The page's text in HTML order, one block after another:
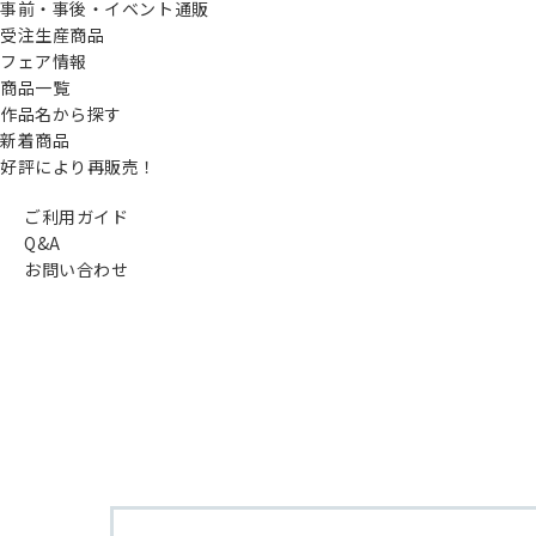
事前・事後・イベント通販
受注生産商品
フェア情報
商品一覧
作品名から探す
新着商品
好評により再販売！
ご利用ガイド
Q&A
お問い合わせ